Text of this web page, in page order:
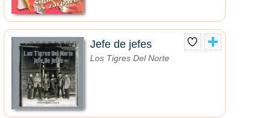
Jefe de jefes
Los Tigres Del Norte